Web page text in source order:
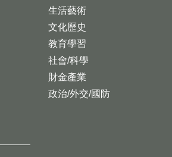
生活藝術
文化歷史
教育學習
社會/科學
財金產業
政治/外交/國防